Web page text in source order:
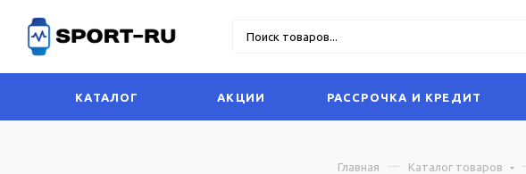
КАТАЛОГ АКЦИИ РАССРОЧКА И КРЕДИТ
Главная Каталог товаров